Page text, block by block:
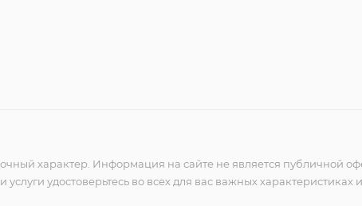
характер. Информация на сайте не является публичной
удостоверьтесь во всех для вас важных характеристиках